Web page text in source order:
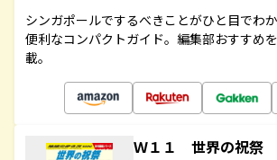
シンガポールでするべきことがひと目でわ
便利なコンパクトガイド。編集部おすすめ
載。
Ｗ１１ 世界の祝祭